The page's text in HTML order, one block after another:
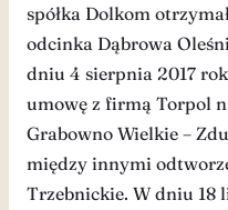
spółka Dolkom
odcinka Dąbrowa
dniu 4 sierpnia 2017
umowę z firmą Torpol
Grabowno Wielkie –
między innymi
Trzebnickie. W dniu 18